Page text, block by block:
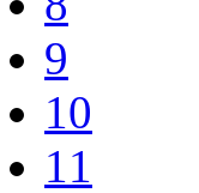
9
10
11